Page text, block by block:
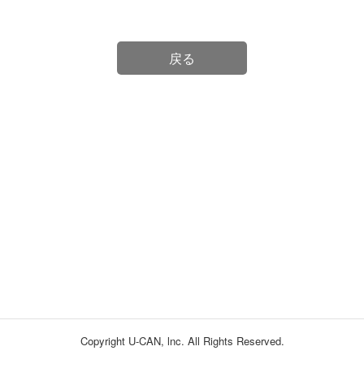
戻る
Copyright U-CAN, lnc. All Rights Reserved.